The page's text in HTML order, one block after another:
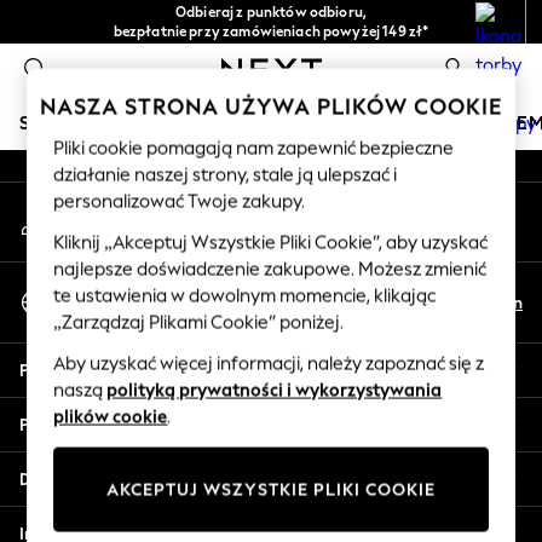
Odbieraj z punktów odbioru,
bezpłatnie przy zamówieniach powyżej 149 zł*
Łatwe zwroty*
0
SKLEP WAKACYJNY
HOLIDAY SHOP
Women's Holiday Shop
All Swimwear
All Beachwear
Bags & Accessories
Beach Dresses & Kaftans
Dresses
Flip Flops
Sliders
Jumpsuits & Playsuits
Sandals
Shorts
An error occurred on client
Nasze media społecznościowe
Moje konto
Zaloguj się na swoje konto
Wybierz Język
Polski
En
Pomoc
Prywatność i zasady prawne
Działy
Inne usługi
NASZA STRONA UŻYWA PLIKÓW COOKIE
Pliki cookie pomagają nam zapewnić bezpieczne
działanie naszej strony, stale ją ulepszać i
personalizować Twoje zakupy.
Kliknij „Akceptuj Wszystkie Pliki Cookie”, aby uzyskać
najlepsze doświadczenie zakupowe. Możesz zmienić
te ustawienia w dowolnym momencie, klikając
„Zarządzaj Plikami Cookie” poniżej.
Aby uzyskać więcej informacji, należy zapoznać się z
naszą polityką prywatności i wykorzystywania
plików cookie.
AKCEPTUJ WSZYSTKIE PLIKI COOKIE